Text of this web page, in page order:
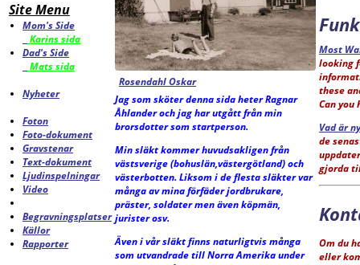
Site Menu
Mom's Side
Karins sida
Dad's Side
Mats sida
Nyheter
Foton
Foto-dokument
Gravstenar
Text-dokument
Ljudinspelningar
Video
Begravningsplatser
Källor
Rapporter
Rosendahl Oskar
Jag som sköter denna sida heter Ragnar
Åhlander och jag har utgått från min
brorsdotter som startperson.
Min släkt kommer huvudsakligen från
västsverige (bohuslän,västergötland) och
västerbotten. Liksom i de flesta släkter var
många av mina förfäder jordbrukare,
präster, soldater men även köpmän,
jurister osv.
Även i vår släkt finns naturligtvis många
som utvandrade till Norra Amerika under
Most
looking
these
Can you
Vad är
de
gjorda
Om du
eller